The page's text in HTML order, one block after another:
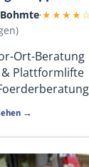
Bohmte·
Ort-Beratung
& Plattformlifte
→